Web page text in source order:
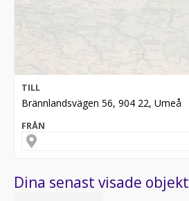
TILL
Brännlandsvägen 56, 904 22, Umeå
FRÅN
Dina senast visade objekt